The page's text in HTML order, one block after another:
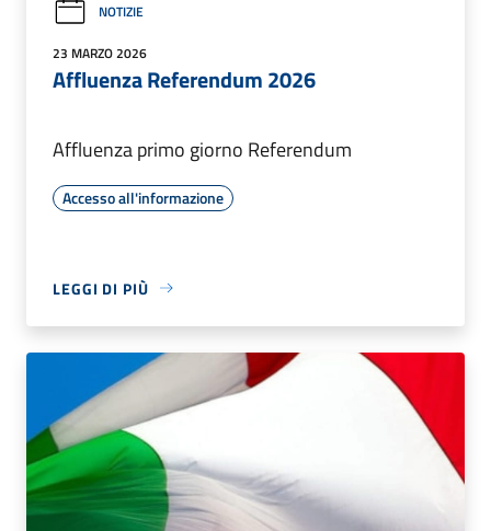
NOTIZIE
23 MARZO 2026
Affluenza Referendum 2026
Affluenza primo giorno Referendum
Accesso all'informazione
LEGGI DI PIÙ